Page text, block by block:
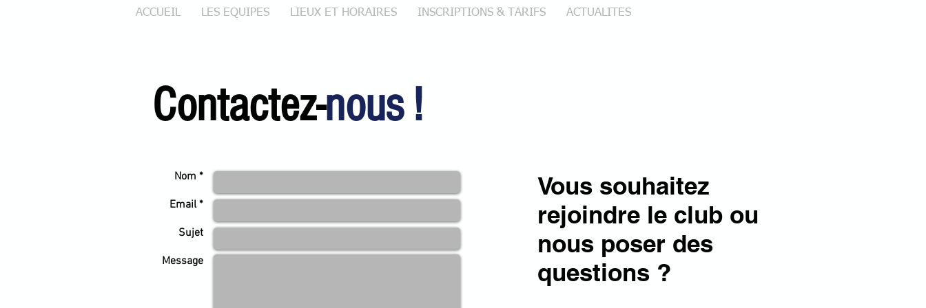
ACCUEIL LES EQUIPES LIEUX ET HORAIRES INSCRIPTIONS & TARIFS ACTUALITES
Contactez-nous !
Nom *
Email *
Sujet
Message
Vous souhaitez
rejoindre le club ou
nous poser des
questions ?